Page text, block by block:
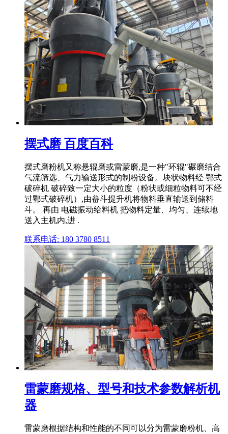
摆式磨 百度百科
摆式磨粉机又称悬辊磨或雷蒙磨,是一种"环辊"碾磨结合
气流筛选、气力输送形式的制粉设备。块状物料经 鄂式
破碎机 破碎致一定大小的粒度（粉状或细粒物料可不经
过鄂式破碎机）,由畚斗提升机将物料垂直输送到储料
斗。 再由 电磁振动给料机 把物料定量、均匀、连续地
送入主机内,进 .
联系电话: 180 3780 8511
雷蒙磨规格、型号和技术参数解析机
器
雷蒙磨根据结构和性能的不同可以分为雷蒙磨粉机、高